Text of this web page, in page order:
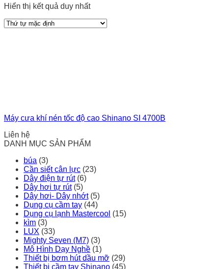
Hiển thị kết quả duy nhất
Máy cưa khí nén tốc độ cao Shinano SI 4700B
Liên hệ
DANH MỤC SẢN PHẨM
búa (3)
Cần siết cân lực (23)
Dây điện tự rút (6)
Dây hơi tự rút (5)
Dây hơi- Dây nhớt (5)
Dụng cụ cầm tay (44)
Dụng cụ lạnh Mastercool (15)
kìm (3)
LUX (33)
Mighty Seven (M7) (3)
Mô Hình Dạy Nghề (1)
Thiết bị bơm hút dầu mỡ (29)
Thiết bị cầm tay Shinano (45)